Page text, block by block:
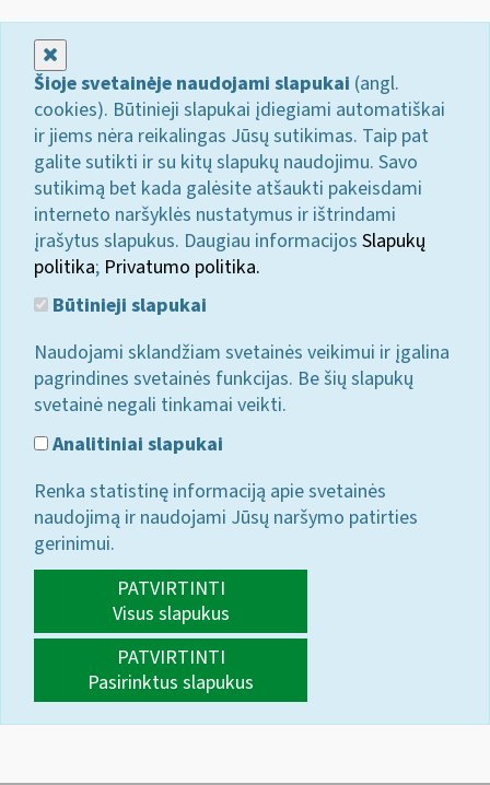
Šioje svetainėje naudojami slapukai (angl.
cookies). Būtinieji slapukai įdiegiami automatiškai
ir jiems nėra reikalingas Jūsų sutikimas. Taip pat
galite sutikti ir su kitų slapukų naudojimu. Savo
sutikimą bet kada galėsite atšaukti pakeisdami
interneto naršyklės nustatymus ir ištrindami
įrašytus slapukus. Daugiau informacijos Slapukų
politika; Privatumo politika.
Būtinieji slapukai
Naudojami sklandžiam svetainės veikimui ir įgalina
pagrindines svetainės funkcijas. Be šių slapukų
svetainė negali tinkamai veikti.
Analitiniai slapukai
Renka statistinę informaciją apie svetainės
naudojimą ir naudojami Jūsų naršymo patirties
gerinimui.
PATVIRTINTI
Visus slapukus
PATVIRTINTI
Pasirinktus slapukus